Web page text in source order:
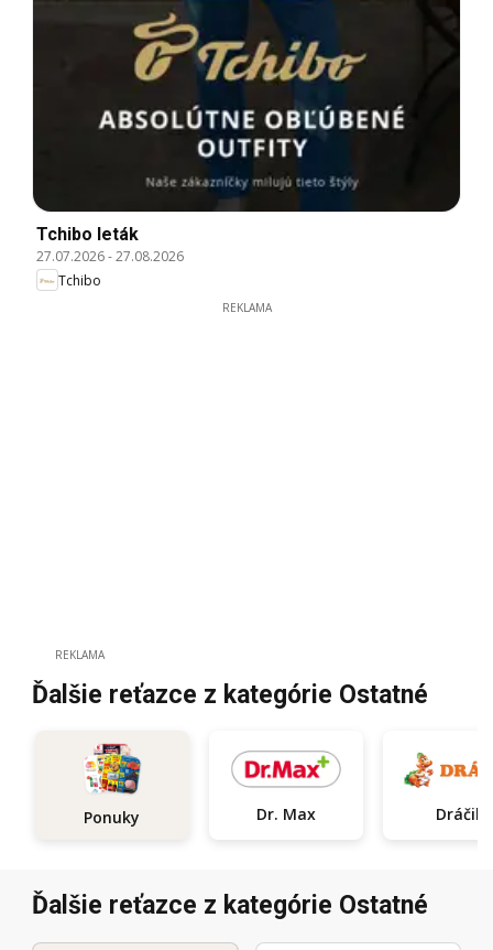
Tchibo leták
27.07.2026-27.08.2026
Tchibo
REKLAMA
REKLAMA
Ďalšie reťazce z kategórie Ostatné
Ponuky Dr. Max Dráčik
Ďalšie reťazce z kategórie Ostatné